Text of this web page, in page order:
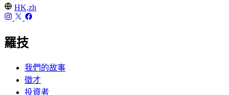
HK,zh
羅技
我們的故事
徵才
投資者